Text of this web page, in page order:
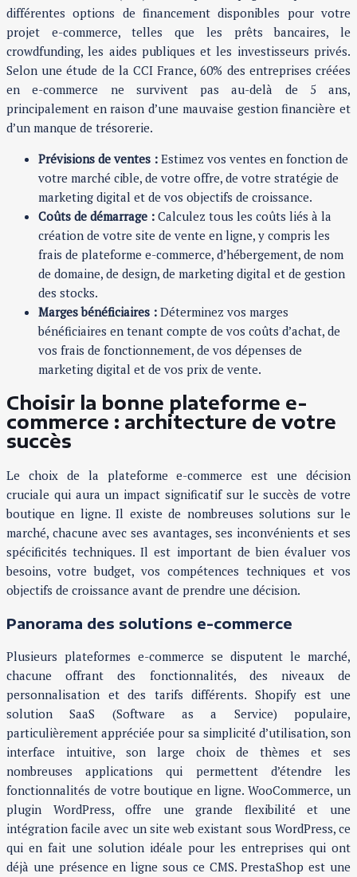
différentes options de financement disponibles pour votre
projet e-commerce, telles que les prêts bancaires, le
crowdfunding, les aides publiques et les investisseurs privés.
Selon une étude de la CCI France, 60% des entreprises créées
en e-commerce ne survivent pas au-delà de 5 ans,
principalement en raison d’une mauvaise gestion financière et
d’un manque de trésorerie.
Prévisions de ventes : Estimez vos ventes en fonction de
votre marché cible, de votre offre, de votre stratégie de
marketing digital et de vos objectifs de croissance.
Coûts de démarrage : Calculez tous les coûts liés à la
création de votre site de vente en ligne, y compris les
frais de plateforme e-commerce, d’hébergement, de nom
de domaine, de design, de marketing digital et de gestion
des stocks.
Marges bénéficiaires : Déterminez vos marges
bénéficiaires en tenant compte de vos coûts d’achat, de
vos frais de fonctionnement, de vos dépenses de
marketing digital et de vos prix de vente.
Choisir la bonne plateforme e-
commerce : architecture de votre
succès
Le choix de la plateforme e-commerce est une décision
cruciale qui aura un impact significatif sur le succès de votre
boutique en ligne. Il existe de nombreuses solutions sur le
marché, chacune avec ses avantages, ses inconvénients et ses
spécificités techniques. Il est important de bien évaluer vos
besoins, votre budget, vos compétences techniques et vos
objectifs de croissance avant de prendre une décision.
Panorama des solutions e-commerce
Plusieurs plateformes e-commerce se disputent le marché,
chacune offrant des fonctionnalités, des niveaux de
personnalisation et des tarifs différents. Shopify est une
solution SaaS (Software as a Service) populaire,
particulièrement appréciée pour sa simplicité d’utilisation, son
interface intuitive, son large choix de thèmes et ses
nombreuses applications qui permettent d’étendre les
fonctionnalités de votre boutique en ligne. WooCommerce, un
plugin WordPress, offre une grande flexibilité et une
intégration facile avec un site web existant sous WordPress, ce
qui en fait une solution idéale pour les entreprises qui ont
déjà une présence en ligne sous ce CMS. PrestaShop est une